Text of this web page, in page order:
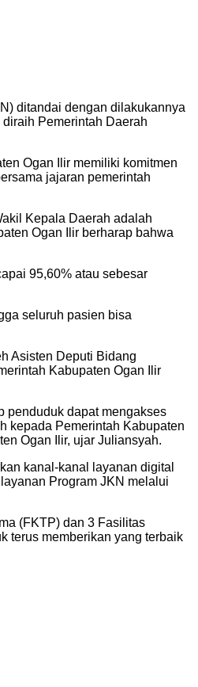
ditandai dengan dilakukannya
Pemerintah Daerah
Ogan Ilir memiliki komitmen
jajaran pemerintah
Kepala Daerah adalah
Ogan Ilir berharap bahwa
95,60% atau sebesar
seluruh pasien bisa
Asisten Deputi Bidang
Kabupaten Ogan Ilir
penduduk dapat mengakses
kepada Pemerintah Kabupaten
Ogan Ilir, ujar Juliansyah.
kanal-kanal layanan digital
Program JKN melalui
(FKTP) dan 3 Fasilitas
terus memberikan yang terbaik